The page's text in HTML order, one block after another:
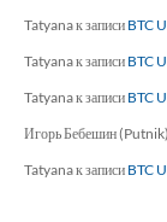
Tatyanaк записи BTC
Tatyanaк записи BTC
Tatyanaк записи BTC
Игорь Бебешин (Putnik)
Tatyanaк записи BTC